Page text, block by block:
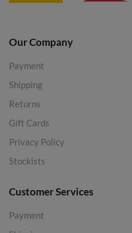
Our Company
Payment
Shipping
Returns
Gift Cards
Privacy Policy
Stockists
Customer Services
Payment